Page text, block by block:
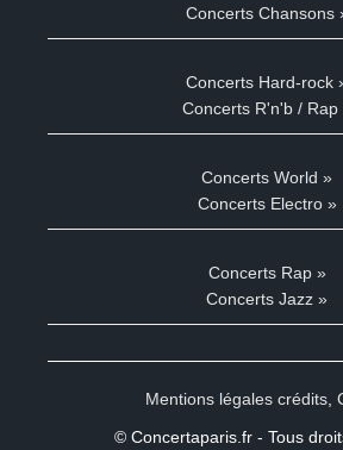
Concerts Chansons
Concerts Hard-rock
Concerts R'n'b / Rap
Concerts World »
Concerts Electro »
Concerts Rap »
Concerts Jazz »
Mentions légales crédits
© Concertaparis.fr - Tous